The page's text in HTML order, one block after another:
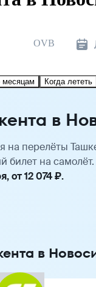
OVB
месяцам Когда лететь
в
перелёты
билет на самолёт.
от 12 074 ₽.
в